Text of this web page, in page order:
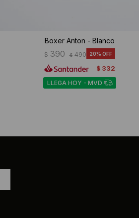
Boxer Anton - Blanco
$ 390 $ 490 20
$ 332
LLEGA HOY - MVD